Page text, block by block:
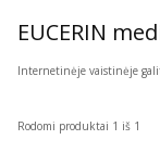
EUCERIN
Rodomi produktai 1 iš 1